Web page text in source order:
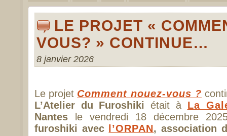
LE PROJET «
VOUS? » CONTINUE…
8 janvier 2026
Le projet Comment nouez-vous ?
L’Atelier du Furoshiki était à La
Nantes le vendredi 18 décembre
furoshiki avec l’ORPAN, association